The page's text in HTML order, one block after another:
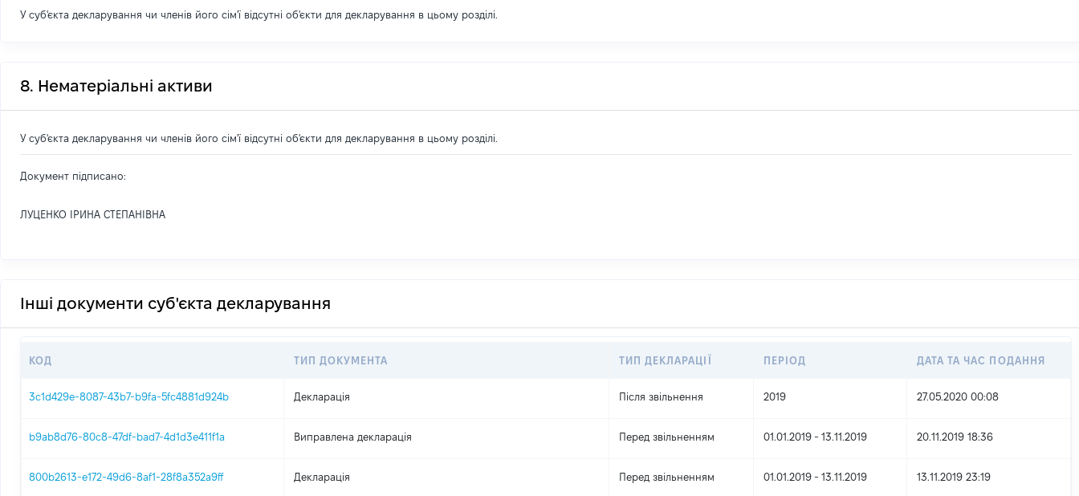
У суб'єкта декларування чи членів його сім'ї відсутні об'єкти для декларування в цьому розділі.
8. Нематеріальні активи
У суб'єкта декларування чи членів його сім'ї відсутні об'єкти для декларування в цьому розділі.
Документ підписано:
ЛУЦЕНКО ІРИНА СТЕПАНІВНА
Інші документи суб'єкта декларування
КОД ТИП ДОКУМЕНТА ТИП ДЕКЛАРАЦІЇ ПЕРІОД ДАТА ТА ЧАС ПОДАННЯ
3c1d429e-8087-43b7-b9fa-5fc4881d924b Декларація Після звільнення 2019 27.05.2020 00:08
b9ab8d76-80c8-47df-bad7-4d1d3e411f1a Виправлена декларація Перед звільненням 01.01.2019 - 13.11.2019 20.11.2019 18:36
800b2613-e172-49d6-8af1-28f8a352a9ff Декларація Перед звільненням 01.01.2019 - 13.11.2019 13.11.2019 23:19